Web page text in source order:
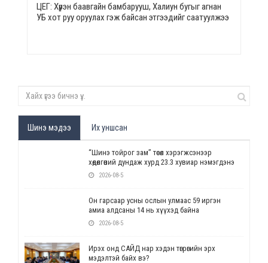
ЦЕГ: Хүрэн баавгайн бамбарууш, Халиун бугыг агнан
УБ хот руу оруулах гэж байсан этгээдийг саатуулжээ
Шинэ мэдээ Их уншсан
“Шинэ тойрог зам” төсөл хэрэгжсэнээр
хөдөлгөөний дундаж хурд 23.3 хувиар нэмэгдэнэ
2026-08-5
Он гарсаар усны ослын улмаас 59 иргэн
амиа алдсаны 14 нь хүүхэд байна
2026-08-5
Ирэх онд САЙД нар хэдэн төгрөгийн эрх
мэдэлтэй байх вэ?